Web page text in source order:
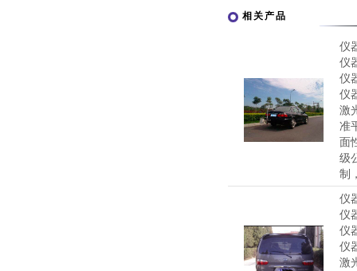
相关产品
仪
仪
仪
仪
激
准
面
级
制
仪
仪
仪
仪
激